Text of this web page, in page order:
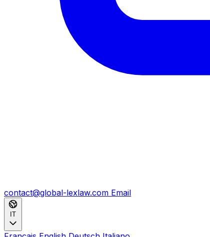
contact@global-lexlaw.com Email
IT